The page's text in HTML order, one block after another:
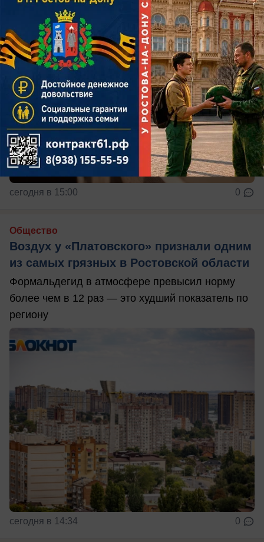
сегодня в 15:00 0
Общество
Воздух у «Платовского» признали одним
из самых грязных в Ростовской области
Формальдегид в атмосфере превысил норму
более чем в 12 раз — это худший показатель по
региону
сегодня в 14:34 0